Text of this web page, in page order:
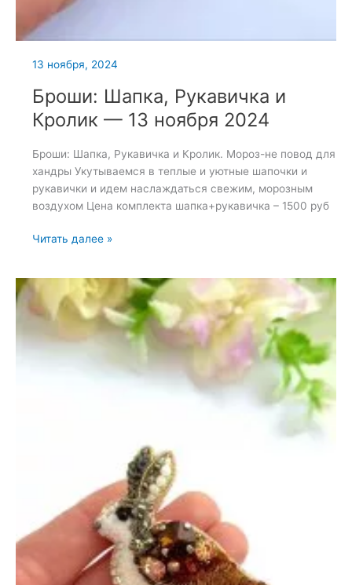
13 ноября, 2024
Броши: Шапка, Рукавичка и
Кролик — 13 ноября 2024
Броши: Шапка, Рукавичка и Кролик. Мороз-не повод для
хандры Укутываемся в теплые и уютные шапочки и
рукавички и идем наслаждаться свежим, морозным
воздухом Цена комплекта шапка+рукавичка – 1500 руб
Броши:
и
Кролик
13
Читать далее »